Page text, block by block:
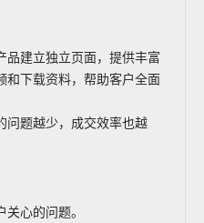
品建立独立页面，提供丰富
和下载资料，帮助客户全面
问题越少，成交效率也越
心的问题。